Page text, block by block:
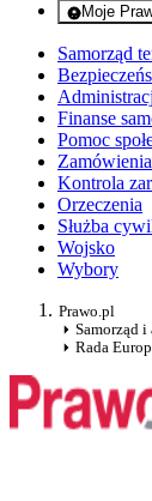
Moje
-
Samorząd
Finanse
Pomoc
Kontrola
Orzeczenia
Służba
Wojsko
Wybory
Prawo.pl
Samorząd
Rada